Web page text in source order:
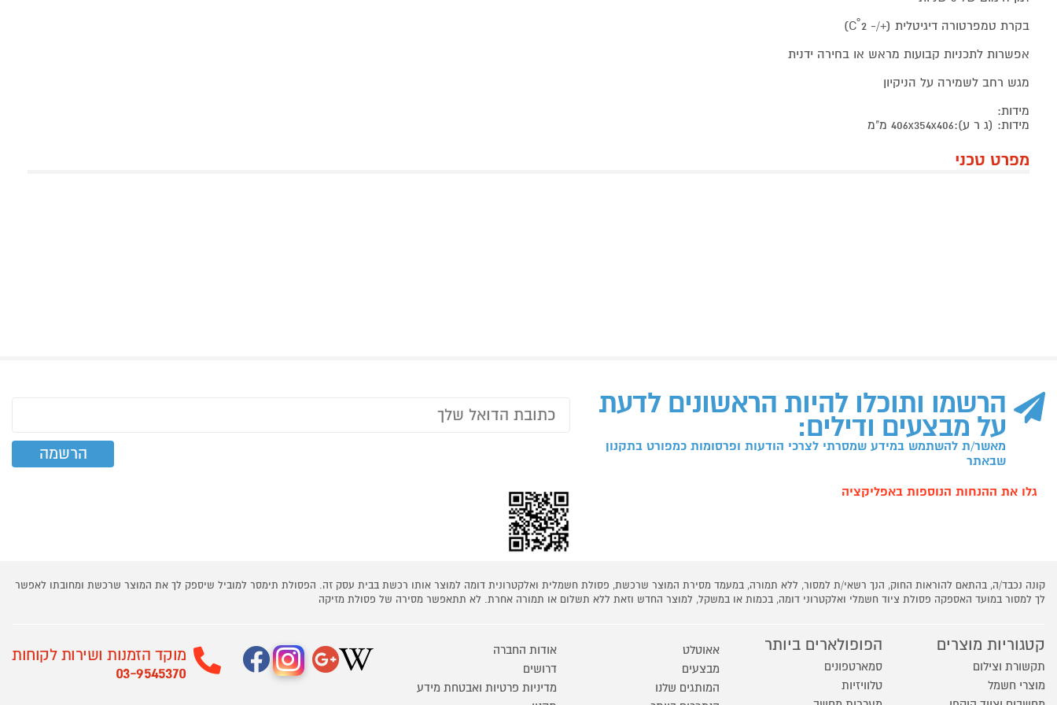
בקרת טמפרטורה דיגיטלית (+/- 2˚C)
אפשרות לתכניות קבועות מראש או בחירה ידנית
מגש רחב לשמירה על הניקיון
מידות:
מידות: (ג ר ע):406x354x406 מ"מ
מפרט טכני
הרשמו ותוכלו להיות הראשונים לדעת
על מבצעים ודילים:
מאשר/ת להשתמש במידע שמסרתי לצרכי הודעות ופרסומות כמפורט בתקנון
שבאתר
גלו את ההנחות הנוספות באפליקציה
קונה נכבד/ה, בהתאם להוראות החוק, הנך רשאי/ת למסור, ללא תמורה, במעמד מסירת המוצר שרכשת, פסולת חשמלית ואלקטרונית דומה למוצר אותו רכשת בבית עסק זה. הפסולת תימסר למוביל שיספק לך את המוצר שרכשת ומחובתו לאפשר
לך למסור במועד האספקה פסולת ציוד חשמלי ואלקטרוני דומה, בכמות או במשקל, למוצר החדש וזאת ללא תשלום או תמורה אחרת. לא תתאפשר מסירה של פסולת מזיקה
קטגוריות מוצרים
תקשורת וצילום
מוצרי חשמל
הפופולארים ביותר
סמארטפונים
טלוויזיות
אאוטלט
מבצעים
המותגים שלנו
אודות החברה
דרושים
מדיניות פרטיות ואבטחת מידע
מוקד הזמנות ושירות לקוחות
03-9545370